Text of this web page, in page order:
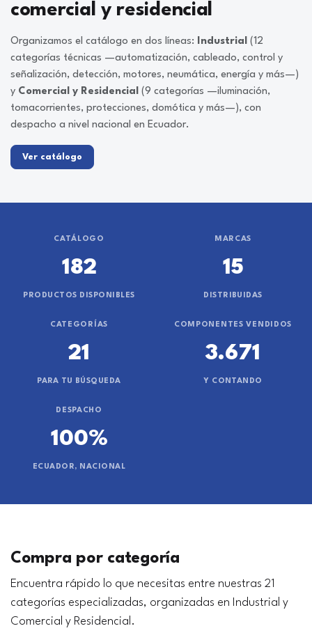
comercial y residencial
Organizamos el catálogo en dos líneas: Industrial (12
categorías técnicas —automatización, cableado, control y
señalización, detección, motores, neumática, energía y más—)
y Comercial y Residencial (9 categorías —iluminación,
tomacorrientes, protecciones, domótica y más—), con
despacho a nivel nacional en Ecuador.
Ver catálogo
CATÁLOGO
182
PRODUCTOS DISPONIBLES
MARCAS
15
DISTRIBUIDAS
CATEGORÍAS
21
PARA TU BÚSQUEDA
COMPONENTES VENDIDOS
3.671
Y CONTANDO
DESPACHO
100%
ECUADOR, NACIONAL
Compra por categoría
Encuentra rápido lo que necesitas entre nuestras 21
categorías especializadas, organizadas en Industrial y
Comercial y Residencial.